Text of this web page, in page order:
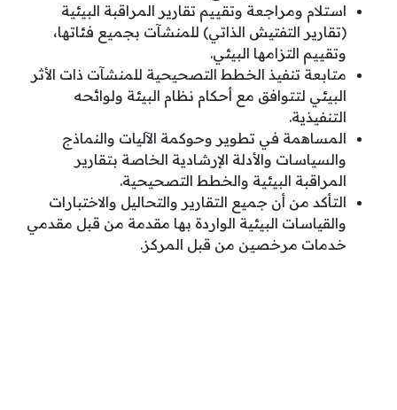
استلام ومراجعة وتقييم تقارير المراقبة البيئية
(تقارير التفتيش الذاتي) للمنشآت بجميع فئاتها،
وتقييم التزامها البيئي.
متابعة تنفيذ الخطط التصحيحية للمنشآت ذات الأثر
البيئي لتتوافق مع أحكام نظام البيئة ولوائحه
التنفيذية.
المساهمة في تطوير وحوكمة الآليات والنماذج
والسياسات والأدلة الإرشادية الخاصة بتقارير
المراقبة البيئية والخطط التصحيحية.
التأكد من أن جميع التقارير والتحاليل والاختبارات
والقياسات البيئية الواردة بها مقدمة من قبل مقدمي
خدمات مرخصين من قبل المركز.